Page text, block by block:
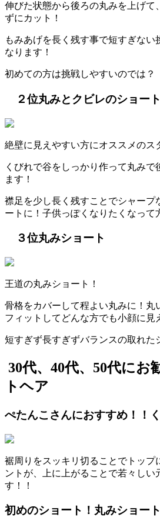
伸びた状態から後ろの丸みを上げて
ずにカット！
もみあげを長く残す事で短すぎない
なります！
初めての方は挑戦しやすいのでは？
２位丸みとクビレのショート
絶壁に見えやすい方にオススメのス
くびれで谷をしっかり作って丸みで
ます！
襟足を少し長く残すことでシャープ
ートに！子供っぽくなりたくなって
３位丸みショート
王道の丸みショート！
骨格をカバーして程よい丸みに！丸
フィットしてどんな方でも小顔に見
短すぎず長すぎずバランスの取れた
30代、40代、50代にお
トヘア
ぺたんこさんにおすすめ！！
裾周りをスッキリ切ることでトップ
ントが、上に上がることで若々しい
す！！
初めのショート！丸みショー